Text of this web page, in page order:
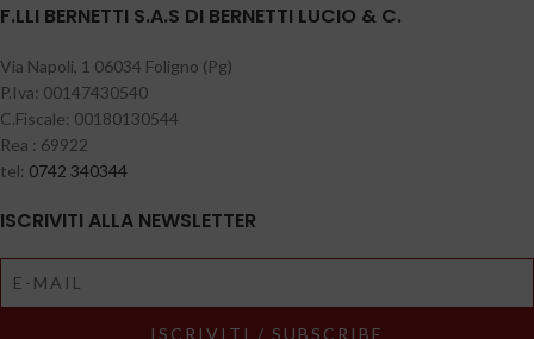
F.LLI BERNETTI S.A.S DI BERNETTI LUCIO & C.
Via Napoli, 1 06034 Foligno (Pg)
P.Iva: 00147430540
C.Fiscale: 00180130544
Rea : 69922
tel: 0742 340344
ISCRIVITI ALLA NEWSLETTER